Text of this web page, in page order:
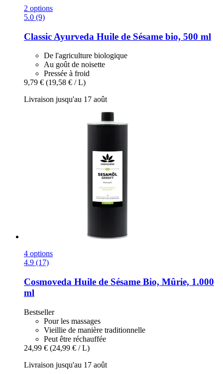
2 options
5.0 (9)
Classic Ayurveda Huile de Sésame bio, 500 ml
De l'agriculture biologique
Au goût de noisette
Pressée à froid
9,79 € (19,58 € / L)
Livraison jusqu'au 17 août
4 options
4.9 (17)
Cosmoveda Huile de Sésame Bio, Mûrie, 1.000
ml
Bestseller
Pour les massages
Vieillie de manière traditionnelle
Peut être réchauffée
24,99 € (24,99 € / L)
Livraison jusqu'au 17 août